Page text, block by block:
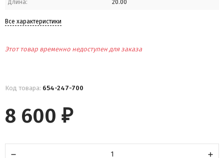
Длина: 20.00
Все характеристики
Этот товар временно недоступен для заказа
Код товара: 654-247-700
8 600 ₽